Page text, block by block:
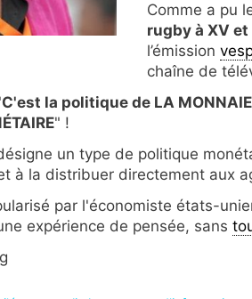
Comme a pu
rugby à XV
l’émission
chaîne de
C'est la politique de LA MONNAIE
" !
un type de politique
à la distribuer directement aux
par l'économiste états-
expérience de pensée, sans